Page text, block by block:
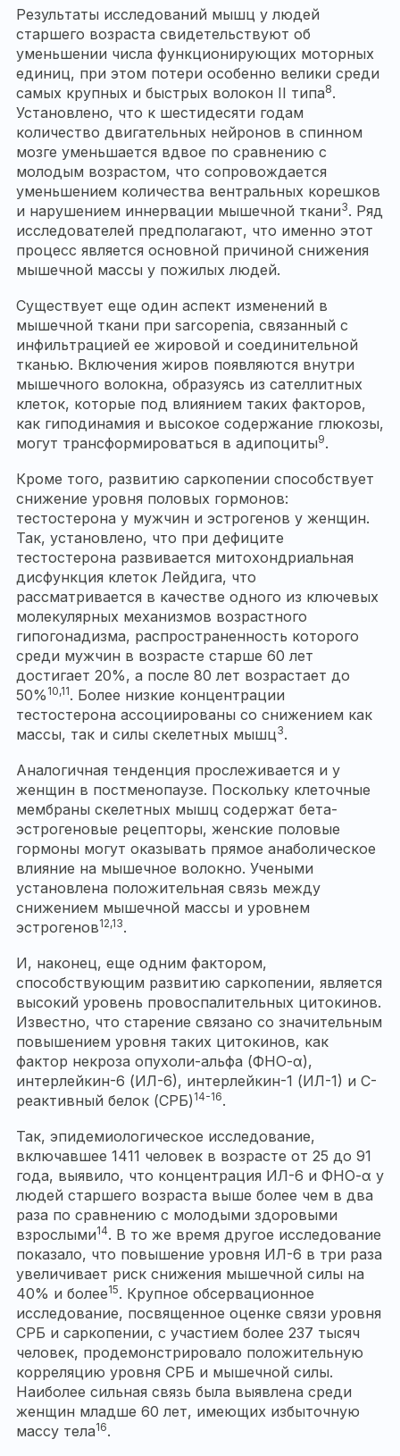
Результаты исследований мышц у людей
старшего возраста свидетельствуют об
уменьшении числа функционирующих моторных
единиц, при этом потери особенно велики среди
самых крупных и быстрых волокон II типа8.
Установлено, что к шестидесяти годам
количество двигательных нейронов в спинном
мозге уменьшается вдвое по сравнению с
молодым возрастом, что сопровождается
уменьшением количества вентральных корешков
и нарушением иннервации мышечной ткани3. Ряд
исследователей предполагают, что именно этот
процесс является основной причиной снижения
мышечной массы у пожилых людей.
Существует еще один аспект изменений в
мышечной ткани при sarcopenia, связанный с
инфильтрацией ее жировой и соединительной
тканью. Включения жиров появляются внутри
мышечного волокна, образуясь из сателлитных
клеток, которые под влиянием таких факторов,
как гиподинамия и высокое содержание глюкозы,
могут трансформироваться в адипоциты9.
Кроме того, развитию саркопении способствует
снижение уровня половых гормонов:
тестостерона у мужчин и эстрогенов у женщин.
Так, установлено, что при дефиците
тестостерона развивается митохондриальная
дисфункция клеток Лейдига, что
рассматривается в качестве одного из ключевых
молекулярных механизмов возрастного
гипогонадизма, распространенность которого
среди мужчин в возрасте старше 60 лет
достигает 20%, а после 80 лет возрастает до
50% 10,11. Более низкие концентрации
тестостерона ассоциированы со снижением как
массы, так и силы скелетных мышц3.
Аналогичная тенденция прослеживается и у
женщин в постменопаузе. Поскольку клеточные
мембраны скелетных мышц содержат бета-
эстрогеновые рецепторы, женские половые
гормоны могут оказывать прямое анаболическое
влияние на мышечное волокно. Учеными
установлена положительная связь между
снижением мышечной массы и уровнем
эстрогенов12,13.
И, наконец, еще одним фактором,
способствующим развитию саркопении, является
высокий уровень провоспалительных цитокинов.
Известно, что старение связано со значительным
повышением уровня таких цитокинов, как
фактор некроза опухоли-альфа (ФНО-α),
интерлейкин-6 (ИЛ-6), интерлейкин-1 (ИЛ-1) и C-
реактивный белок (СРБ) 14-16.
Так, эпидемиологическое исследование,
включавшее 1411 человек в возрасте от 25 до 91
года, выявило, что концентрация ИЛ-6 и ФНО-α у
людей старшего возраста выше более чем в два
раза по сравнению с молодыми здоровыми
взрослыми14. В то же время другое исследование
показало, что повышение уровня ИЛ-6 в три раза
увеличивает риск снижения мышечной силы на
40% и более15. Крупное обсервационное
исследование, посвященное оценке связи уровня
СРБ и саркопении, с участием более 237 тысяч
человек, продемонстрировало положительную
корреляцию уровня СРБ и мышечной силы.
Наиболее сильная связь была выявлена среди
женщин младше 60 лет, имеющих избыточную
массу тела16.